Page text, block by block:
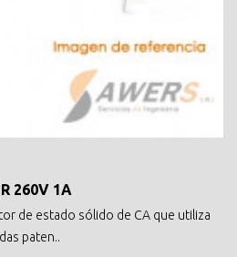
260V 1A
de estado sólido de CA que utiliza
paten..